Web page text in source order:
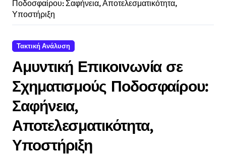
Ποδοσφαίρου: Σαφήνεια, Αποτελεσματικότητα,
Υποστήριξη
Τακτική Ανάλυση
Αμυντική Επικοινωνία σε
Σχηματισμούς Ποδοσφαίρου:
Σαφήνεια,
Αποτελεσματικότητα,
Υποστήριξη